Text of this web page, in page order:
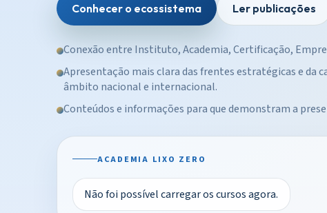
Conhecer o ecossistema Ler publicações
Conexão entre Instituto, Academia, Certificação,
Apresentação mais clara das frentes estratégicas e da
âmbito nacional e internacional.
Conteúdos e informações para que demonstram a
ACADEMIA LIXO ZERO
Não foi possível carregar os cursos agora.